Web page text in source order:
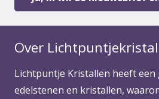
Over
Lichtpuntje Kristallen heeft een
edelstenen en kristallen,